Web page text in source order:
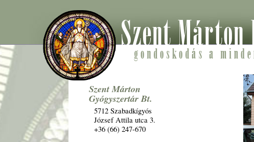
Szent Márton
Gyógyszertár Bt.
5712 Szabadkígyós
József Attila utca 3.
+36 (66) 247-670